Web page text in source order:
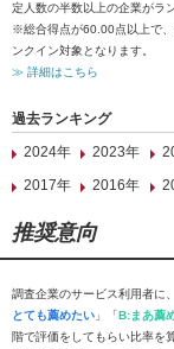
定人数の半数以上の企業がラ
※総合得点が60.00点以上で
ンクイン対象となります。
≫ 詳細はこちら
過去ランキング
2024年
2023年
2017年
2016年
推奨意向
調査企業のサービス利用者に
とても薦めたい 」「B:まあ薦
階で評価をしてもらい比率を